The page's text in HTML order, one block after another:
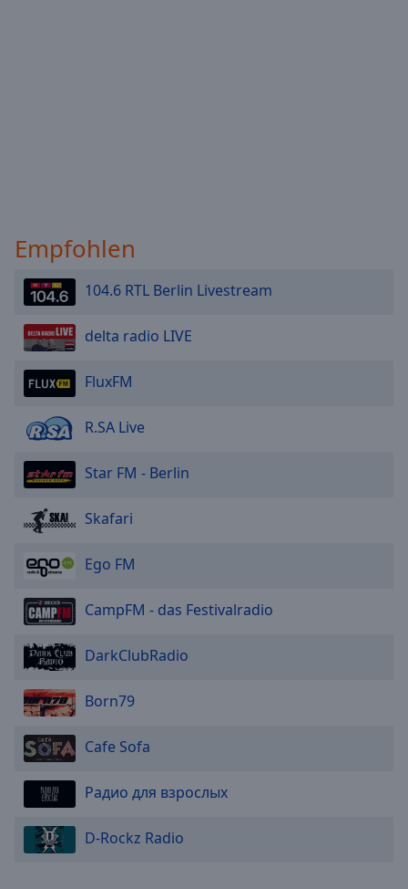
Empfohlen
104.6 RTL Berlin Livestream
delta radio LIVE
FluxFM
R.SA Live
Star FM - Berlin
Skafari
Ego FM
CampFM - das Festivalradio
DarkClubRadio
Born79
Cafe Sofa
Радио для взрослых
D-Rockz Radio